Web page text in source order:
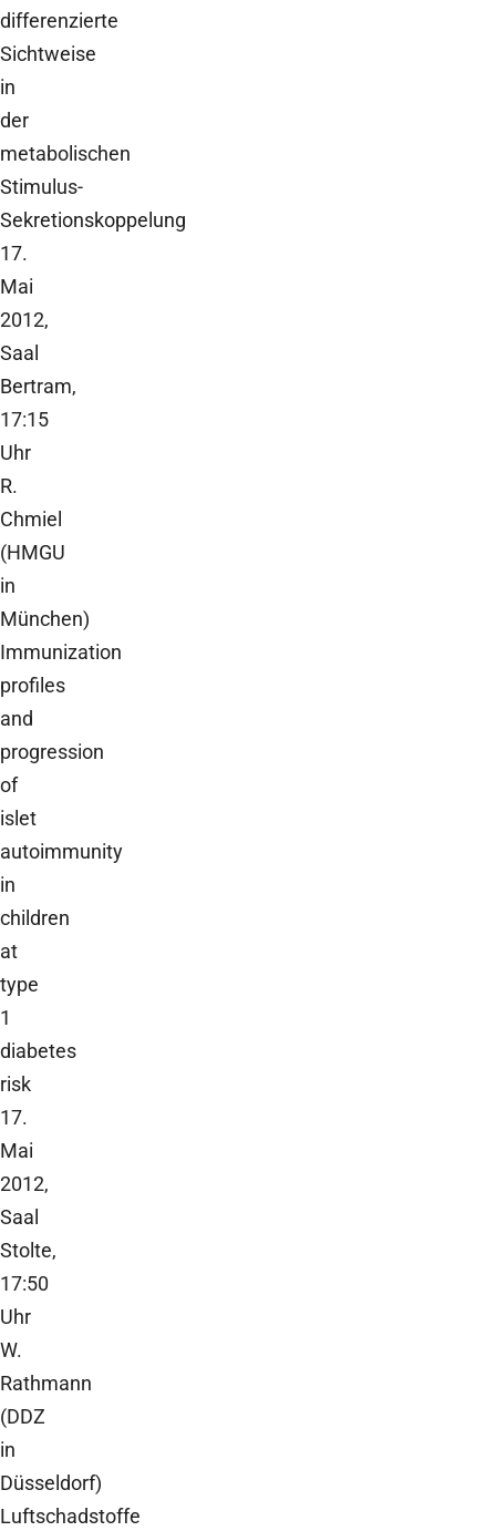
differenzierte
Sichtweise
in
der
metabolischen
Stimulus-
Sekretionskoppelung
17.
Mai
2012,
Saal
Bertram,
17:15
Uhr
R.
Chmiel
(HMGU
in
München)
Immunization
profiles
and
progression
of
islet
autoimmunity
in
children
at
type
1
diabetes
risk
17.
Mai
2012,
Saal
Stolte,
17:50
Uhr
W.
Rathmann
(DDZ
in
Düsseldorf)
Luftschadstoffe